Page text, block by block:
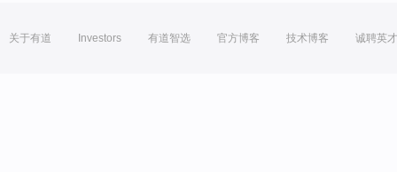
关于有道 Investors 有道智选 官方博客 技术博客 诚聘英才